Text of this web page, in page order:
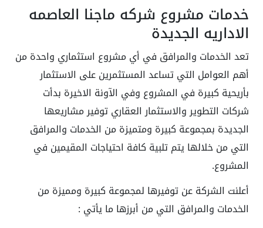
خدمات مشروع شركه ماجنا العاصمه
الاداريه الجديدة
تعد الخدمات والمرافق في أي مشروع استثماري واحدة من
أهم العوامل التي تساعد المستثمرين على الاستثمار
بأريحية كبيرة في المشروع وفي الآونة الاخيرة بدأت
شركات التطوير والاستثمار العقاري توفير مشاريعها
الجديدة بمجموعة كبيرة ومتميزة من الخدمات والمرافق
التي من خلالها يتم تلبية كافة احتياجات المقيمين في
المشروع.
أعلنت الشركة عن توفيرها لمجموعة كبيرة ومميزة من
الخدمات والمرافق التي من أبرزها ما يأتي :